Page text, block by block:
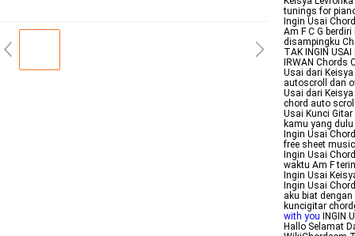
tunings for
Ingin Usai
Am F C G
disampingku
TAK INGIN USAI
IRWAN
Usai dari
autoscroll dan
Usai dari
chord auto
Usai Kunci Gitar
kamu yang dulu
Ingin Usai
free sheet
Ingin Usai
waktu Am F
Ingin Usai
Ingin Usai
aku biat
kuncigitar
with you INGIN
Hallo Selamat